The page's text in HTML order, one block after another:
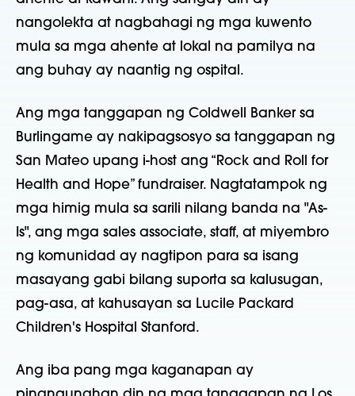
nangolekta at nagbahagi ng mga kuwento
mula sa mga ahente at lokal na pamilya na
ang buhay ay naantig ng ospital.
Ang mga tanggapan ng Coldwell Banker sa
Burlingame ay nakipagsosyo sa tanggapan ng
San Mateo upang i-host ang “Rock and Roll for
Health and Hope” fundraiser. Nagtatampok ng
mga himig mula sa sarili nilang banda na "As-
Is", ang mga sales associate, staff, at miyembro
ng komunidad ay nagtipon para sa isang
masayang gabi bilang suporta sa kalusugan,
pag-asa, at kahusayan sa Lucile Packard
Children's Hospital Stanford.
Ang iba pang mga kaganapan ay